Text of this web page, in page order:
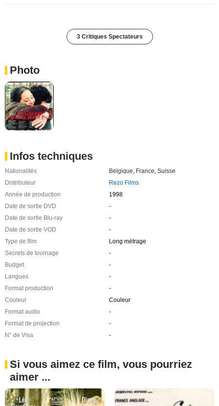
3 Critiques Spectateurs
Photo
Infos techniques
Nationalités Belgique, France, Suisse
Distributeur
Rezo Films
Année de production
1998
Date de sortie DVD
-
Date de sortie Blu-ray
-
Date de sortie VOD
-
Type de film
Long métrage
Secrets de tournage
-
Budget
-
Langues
-
Format production
-
Couleur
Couleur
Format audio
-
Format de projection
-
N° de Visa
-
Si vous aimez ce film, vous pourriez
aimer ...